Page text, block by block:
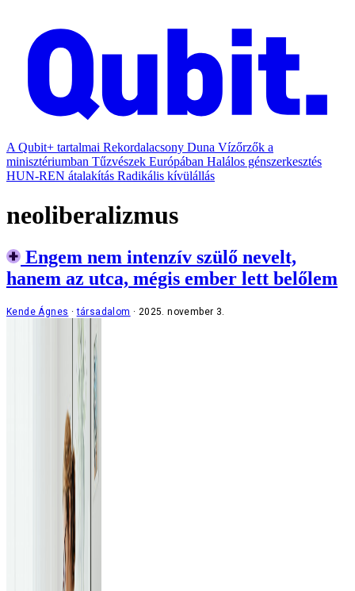
A Qubit+ tartalmai Rekordalacsony Duna Vízőrzők a
minisztériumban Tűzvészek Európában Halálos génszerkesztés
HUN-REN átalakítás Radikális kívülállás
neoliberalizmus
Engem nem intenzív szülő nevelt,
hanem az utca, mégis ember lett belőlem
Kende Ágnes társadalom 2025. november 3.